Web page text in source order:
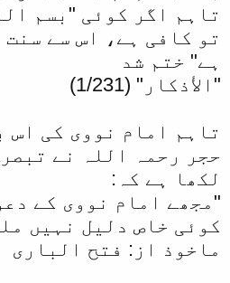
تاہم اگر کوئی "بسم
تو کافی ہے، اس سے سنت
ہے" ختم شد
"الأذكار" (1/231)
تاہم امام نووی کی اس
حجر رحمہ اللہ نے
لکھا ہے کہ:
"مجھے امام نووی کے
کوئی خاص دلیل نہیں
ماخوذ از: فتح الباری